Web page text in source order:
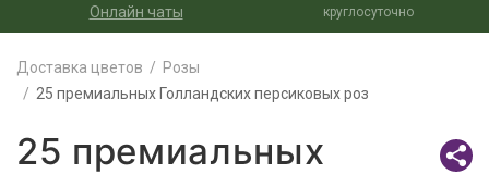
Онлайн чаты круглосуточно
Доставка цветов
Розы
25 премиальных Голландских персиковых роз
25 премиальных